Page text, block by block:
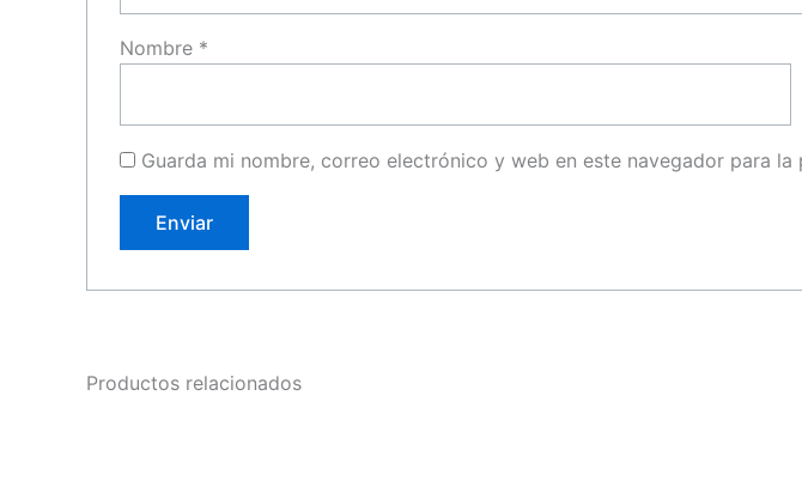
Nombre *
Guarda mi nombre, correo electrónico y web en este navegador para
Productos relacionados